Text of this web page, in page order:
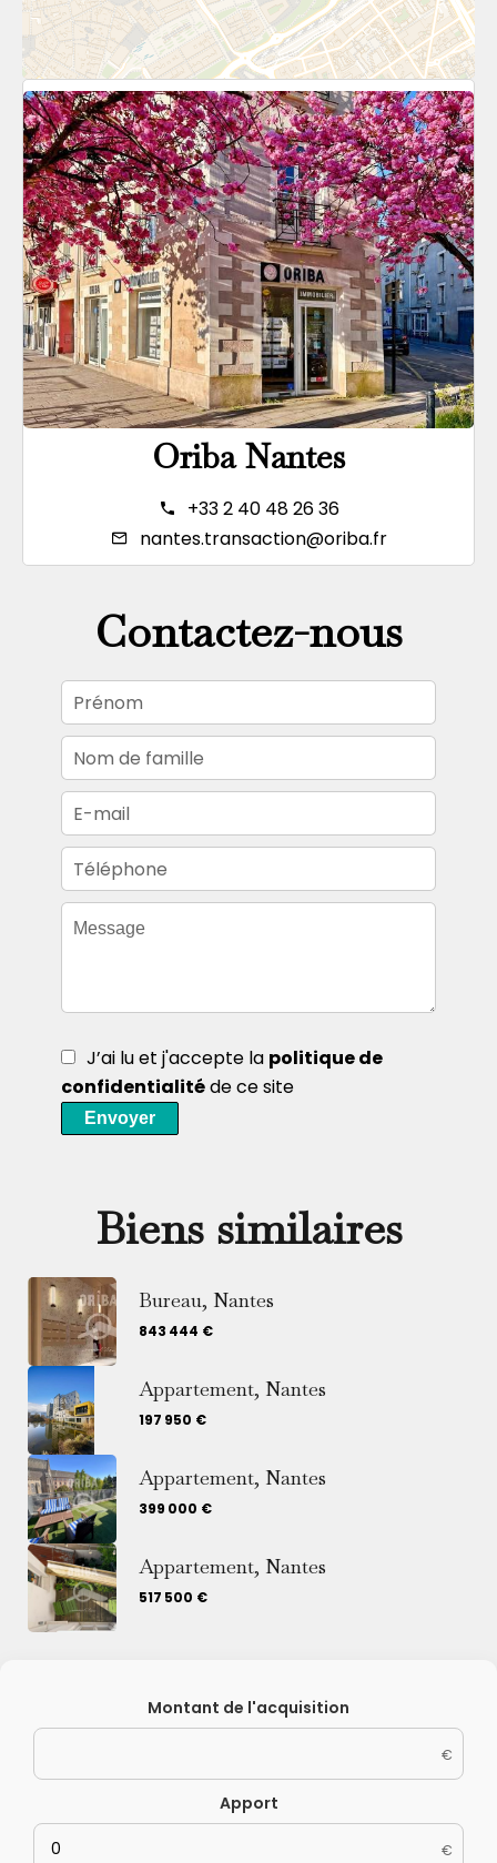
Oriba Nantes
+33 2 40 48 26 36
nantes.transaction@oriba.fr
Contactez-nous
J’ai lu et j'accepte la politique de
confidentialitéde ce site
Envoyer
Biens similaires
Bureau, Nantes
843 444 €
Appartement, Nantes
197 950 €
Appartement, Nantes
399 000 €
Appartement, Nantes
517 500 €
Montant de l'acquisition
€
Apport
€